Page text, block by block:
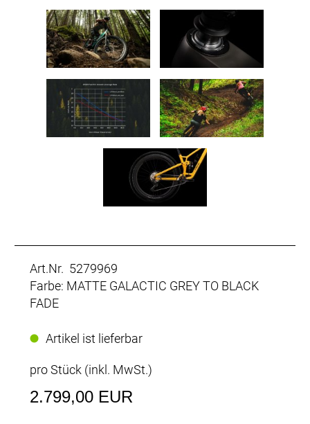
Art.Nr. 5279969
Farbe: MATTE GALACTIC GREY TO BLACK
FADE
Artikel ist lieferbar
pro Stück (inkl. MwSt.)
2.799,00 EUR